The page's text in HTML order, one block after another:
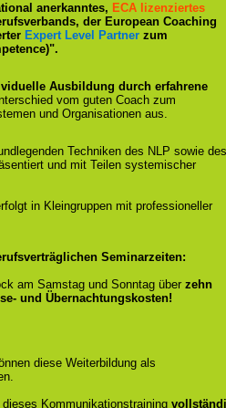
anerkanntes, ECA lizenziertes
der European Coaching
Expert Level Partner zum
Ausbildung durch erfahrene
vom guten Coach zum
und Organisationen aus.
Techniken des NLP sowie des
und mit Teilen systemischer
in Kleingruppen mit professioneller
Seminarzeiten:
am Samstag und Sonntag über zehn
und Übernachtungskosten!
diese Weiterbildung als
Kommunikationstraining